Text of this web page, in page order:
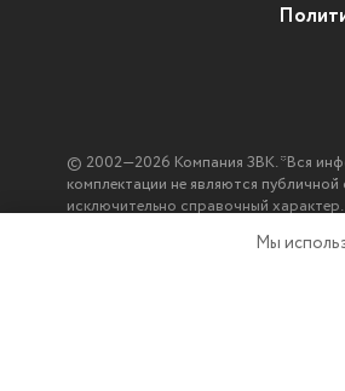
© 2002—2026 Компания ЗВК. *Вся
комплектации не являются
исключительно справочный
Мы